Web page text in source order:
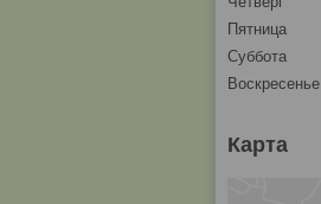
Пятница
Суббота
Воскресенье
Карта